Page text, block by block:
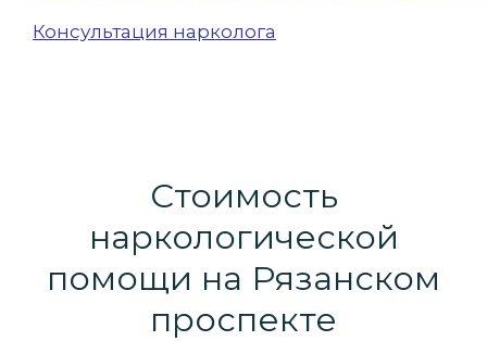
Консультация нарколога
Стоимость
наркологической
помощи на Рязанском
проспекте